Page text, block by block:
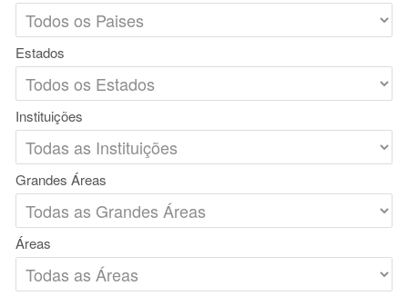
Estados
Instituições
Grandes Áreas
Áreas